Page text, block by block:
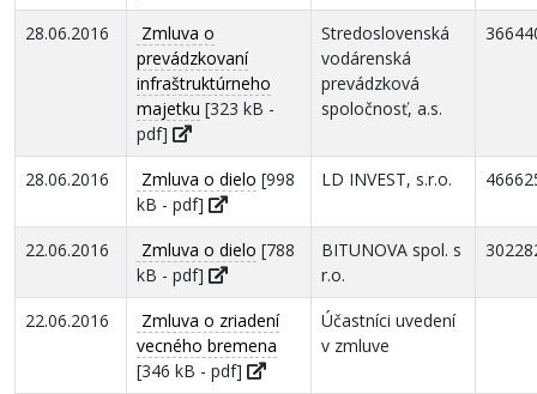
28.06.2016
Zmluva o
prevádzkovaní
infraštruktúrneho
majetku [323 kB -
pdf]
Stredoslovenská
vodárenská
prevádzková
spoločnosť, a.s.
28.06.2016 Zmluva o dielo [998
kB - pdf]
LD INVEST, s.r.o.
22.06.2016 Zmluva o dielo [788
kB - pdf]
BITUNOVA spol. s
r.o.
22.06.2016
Zmluva o zriadení
vecného bremena
[346 kB - pdf]
Účastníci uvedení
v zmluve